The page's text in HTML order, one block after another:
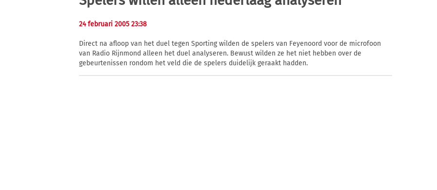
24 februari 2005 23:38
Direct na afloop van het duel tegen Sporting wilden de spelers van Feyenoord voor de microfoon
van Radio Rijnmond alleen het duel analyseren. Bewust wilden ze het niet hebben over de
gebeurtenissen rondom het veld die de spelers duidelijk geraakt hadden.